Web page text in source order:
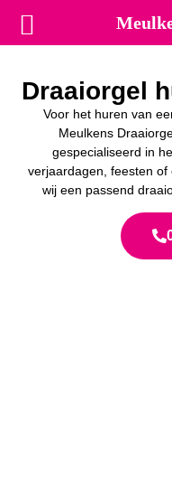
Draaiorgel
Voor het huren van
Meulkens
gespecialiseerd in
verjaardagen, feesten of
wij een passend